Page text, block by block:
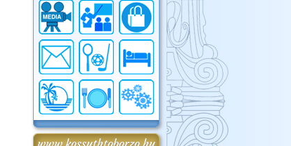
www.kossuthtoborzo.hu